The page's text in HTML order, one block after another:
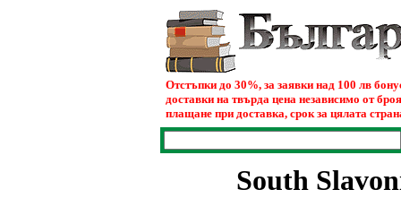
Отстъпки до 30%, за заявки над 100 лв
доставки на твърда цена независимо от
плащане при доставка, срок за цялата
South